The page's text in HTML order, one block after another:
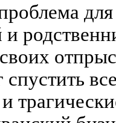
и
спустить